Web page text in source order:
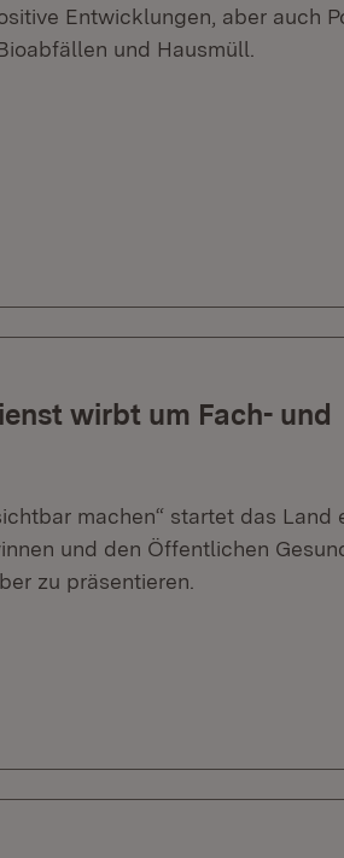
Entwicklungen, aber auch
und Hausmüll.
wirbt um Fach- und
machen“ startet das Land
und den Öffentlichen
zu präsentieren.